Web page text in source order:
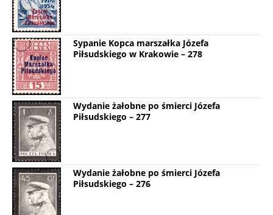
Sypanie Kopca marszałka Józefa
Piłsudskiego w Krakowie – 278
Wydanie żałobne po śmierci Józefa
Piłsudskiego – 277
Wydanie żałobne po śmierci Józefa
Piłsudskiego – 276